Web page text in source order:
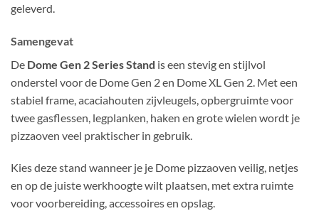
geleverd.
Samengevat
De Dome Gen 2 Series Stand is een stevig en stijlvol
onderstel voor de Dome Gen 2 en Dome XL Gen 2. Met een
stabiel frame, acaciahouten zijvleugels, opbergruimte voor
twee gasflessen, legplanken, haken en grote wielen wordt je
pizzaoven veel praktischer in gebruik.
Kies deze stand wanneer je je Dome pizzaoven veilig, netjes
en op de juiste werkhoogte wilt plaatsen, met extra ruimte
voor voorbereiding, accessoires en opslag.